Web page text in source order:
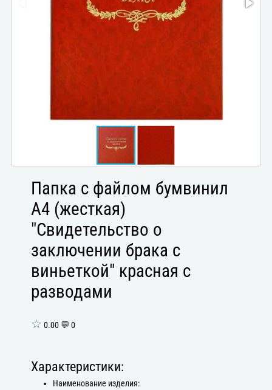
Папка с файлом бумвинил
А4 (жесткая)
"Свидетельство о
заключении брака с
виньеткой" красная с
разводами
☆ 0.00 💬 0
Характеристики:
Наименование изделия: